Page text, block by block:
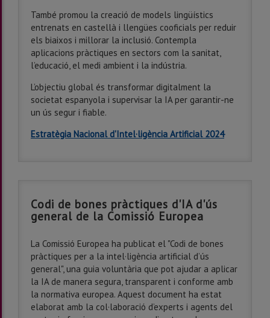
També promou la creació de models lingüístics
entrenats en castellà i llengües cooficials per reduir
els biaixos i millorar la inclusió. Contempla
aplicacions pràctiques en sectors com la sanitat,
l’educació, el medi ambient i la indústria.
L’objectiu global és transformar digitalment la
societat espanyola i supervisar la IA per garantir-ne
un ús segur i fiable.
Estratègia Nacional d'Intel·ligència Artificial 2024
Codi de bones pràctiques d'IA d'ús
general de la Comissió Europea
La Comissió Europea ha publicat el "Codi de bones
pràctiques per a la intel·ligència artificial d’ús
general", una guia voluntària que pot ajudar a aplicar
la IA de manera segura, transparent i conforme amb
la normativa europea. Aquest document ha estat
elaborat amb la col·laboració d’experts i agents del